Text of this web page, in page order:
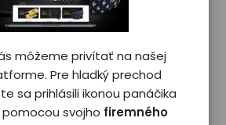
môžeme privítať na našej
Pre hladký prechod
sa prihlásili ikonou panáčika
svojho firemného